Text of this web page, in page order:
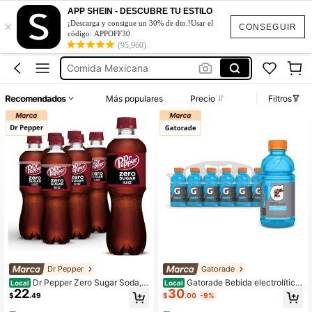
CONSEGUIR
×
APP SHEIN - DESCUBRE TU ESTILO
¡Descarga y consigue un 30% de dto.!Usar el
código: APPOFF30
(95,960)
Monster Bebida
Cocacola
Comida Mexicana
Coca-cola
Cocacola
Recomendados Más populares Precio Filtros
Dr Pepper
Local Dr Pepper Zero Sugar Soda, 5
00 ml, Paquete de 6 botellas
$22.49
Gatorade
Local Gatorade Bebida electrolítica
de color azul fresco, botellas de 12
oz (paquete de 12)
$30.00 -9%